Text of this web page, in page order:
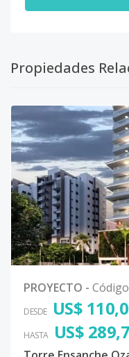
Propiedades
PROYECTO - Código
DESDE US$
HASTA US$